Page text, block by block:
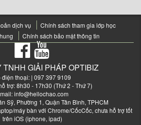
dịch vụ
Chính sách tham gia lớp học
Chính sách bảo mật thông tin
TNHH GIẢI PHÁP OPTIBIZ
điện thoại: | 097 397 9109
trợ: 8h30 - 17h30 (Thứ 2 - Thứ 7)
info@hellochao.com
Sỹ, Phường 1, Quận Tân Bình, TPHCM
máy bàn với Chrome/CốcCốc, chưa hỗ trợ tốt
trên iOS (iphone, ipad)